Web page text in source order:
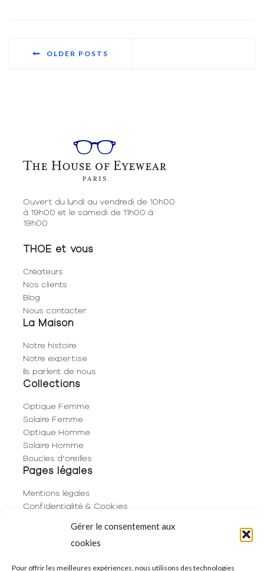
Gérer le consentement aux
cookies
Pour offrir les meilleures expériences, nous utilisons des technologies
OLDER POSTS
Ouvert du lundi au vendredi de 10h00
à 19h00 et le samedi de 11h00 à
19h00
THOE et vous
Créateurs
Nos clients
Blog
Nous contacter
La Maison
Notre histoire
Notre expertise
Ils parlent de nous
Collections
Optique Femme
Solaire Femme
Optique Homme
Solaire Homme
Boucles d’oreilles
Pages légales
Mentions légales
Confidentialité & Cookies
Politique de cookies (UE)
06 29 53 66 63